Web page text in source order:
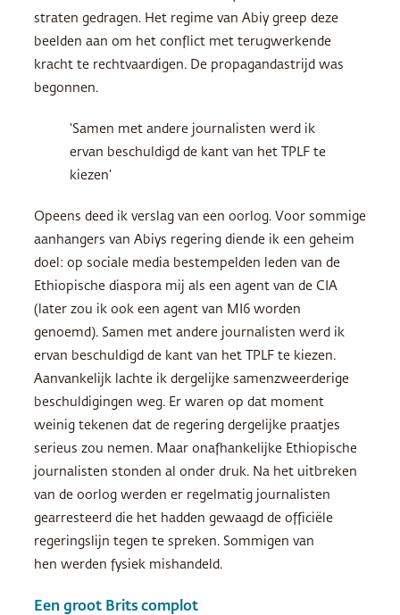
straten gedragen. Het regime van Abiy greep deze
beelden aan om het conflict met terugwerkende
kracht te rechtvaardigen. De propagandastrijd was
begonnen.
‘Samen met andere journalisten werd ik
ervan beschuldigd de kant van het TPLF te
kiezen’
Opeens deed ik verslag van een oorlog. Voor sommige
aanhangers van Abiys regering diende ik een geheim
doel: op sociale media bestempelden leden van de
Ethiopische diaspora mij als een agent van de CIA
(later zou ik ook een agent van MI6 worden
genoemd). Samen met andere journalisten werd ik
ervan beschuldigd de kant van het TPLF te kiezen.
Aanvankelijk lachte ik dergelijke samenzweerderige
beschuldigingen weg. Er waren op dat moment
weinig tekenen dat de regering dergelijke praatjes
serieus zou nemen. Maar onafhankelijke Ethiopische
journalisten stonden al onder druk. Na het uitbreken
van de oorlog werden er regelmatig journalisten
gearresteerd die het hadden gewaagd de officiële
regeringslijn tegen te spreken. Sommigen van
hen werden fysiek mishandeld.
Een groot Brits complot